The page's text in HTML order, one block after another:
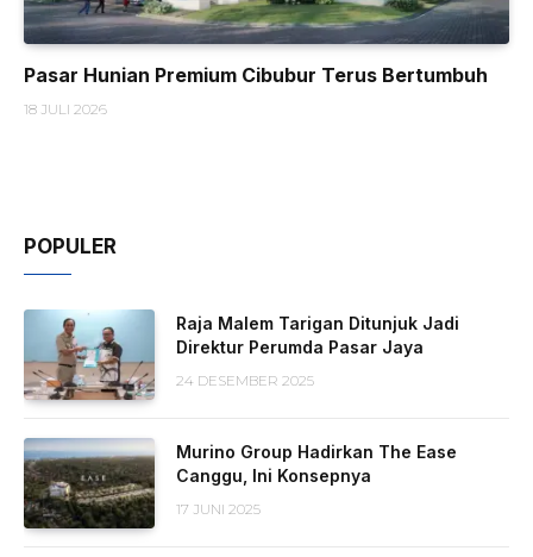
Pasar Hunian Premium Cibubur Terus Bertumbuh
18 JULI 2026
POPULER
Raja Malem Tarigan Ditunjuk Jadi
Direktur Perumda Pasar Jaya
24 DESEMBER 2025
Murino Group Hadirkan The Ease
Canggu, Ini Konsepnya
17 JUNI 2025